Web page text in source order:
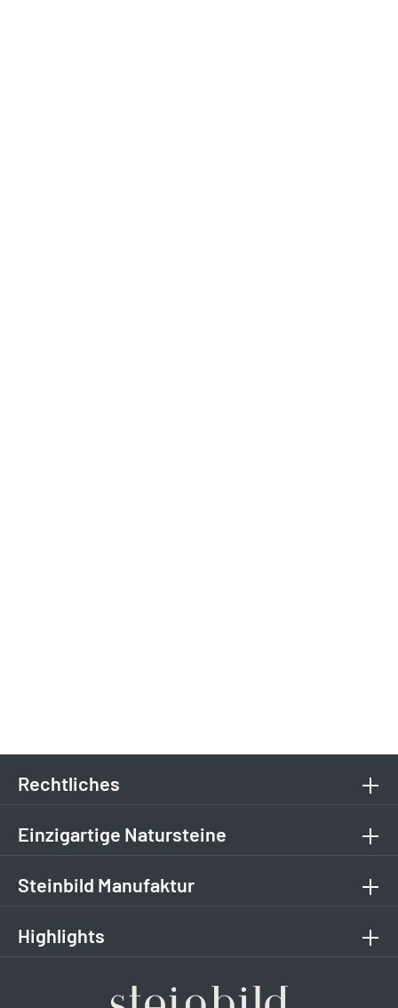
Rechtliches
Einzigartige Natursteine
Steinbild Manufaktur
Highlights